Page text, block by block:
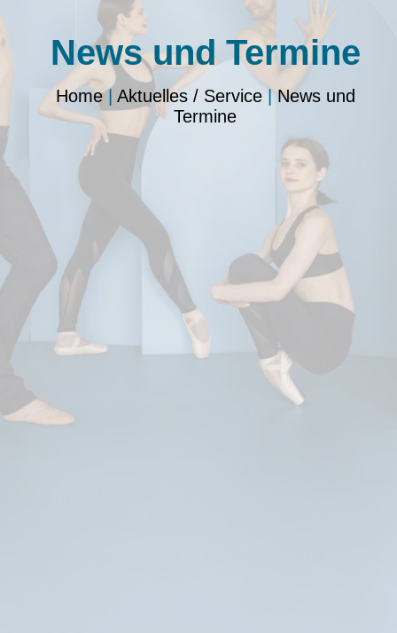
News und Termine
Home| Aktuelles / Service|News und
Termine